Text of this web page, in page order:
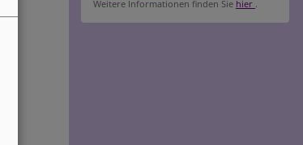
Weitere Informationen finden Sie hier .